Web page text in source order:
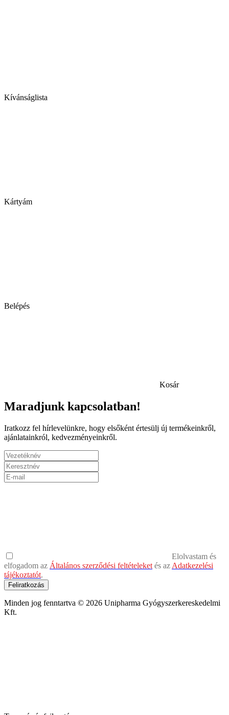
Kívánságlista
Kártyám
Belépés
Kosár
Maradjunk kapcsolatban!
Iratkozz fel hírlevelünkre, hogy elsőként értesülj új termékeinkről,
ajánlatainkról, kedvezményeinkről.
Elolvastam és
elfogadom az Általános szerződési feltételeket és az Adatkezelési
tájékoztatót.
Feliratkozás
Minden jog fenntartva © 2026 Unipharma Gyógyszerkereskedelmi
Kft.